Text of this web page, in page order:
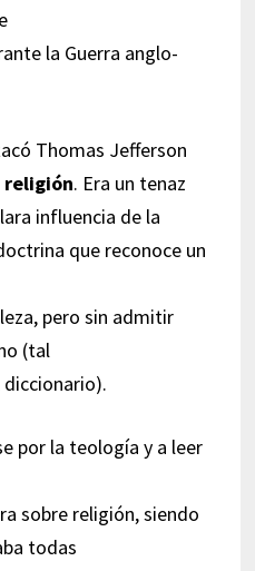
la Guerra anglo-
Thomas Jefferson
religión. Era un tenaz
influencia de la
que reconoce un
pero sin admitir
(tal
por la teología y a leer
sobre religión, siendo
todas